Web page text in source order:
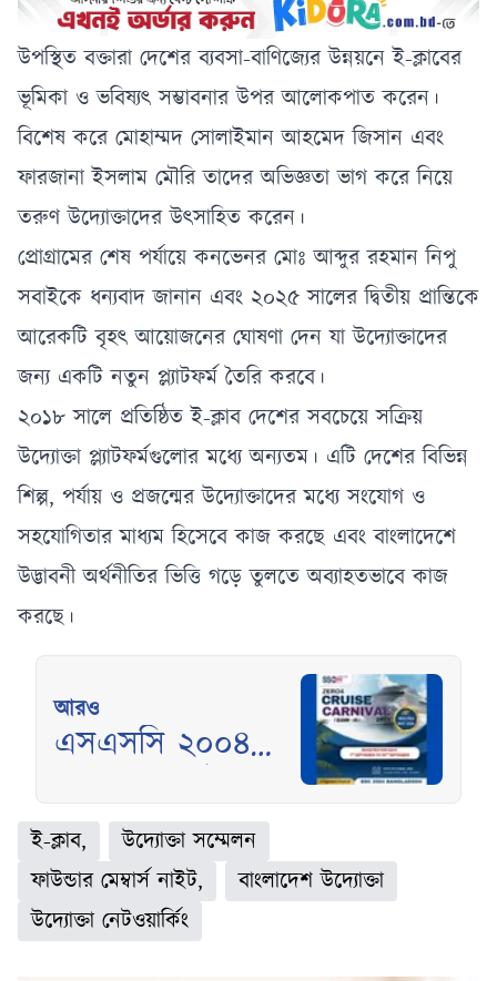
উপস্থিত বক্তারা দেশের ব্যবসা-বাণিজ্যের উন্নয়নে ই-ক্লাবের
ভূমিকা ও ভবিষ্যৎ সম্ভাবনার উপর আলোকপাত করেন।
বিশেষ করে মোহাম্মদ সোলাইমান আহমেদ জিসান এবং
ফারজানা ইসলাম মৌরি তাদের অভিজ্ঞতা ভাগ করে নিয়ে
তরুণ উদ্যোক্তাদের উৎসাহিত করেন।
প্রোগ্রামের শেষ পর্যায়ে কনভেনর মোঃ আব্দুর রহমান নিপু
সবাইকে ধন্যবাদ জানান এবং ২০২৫ সালের দ্বিতীয় প্রান্তিকে
আরেকটি বৃহৎ আয়োজনের ঘোষণা দেন যা উদ্যোক্তাদের
জন্য একটি নতুন প্ল্যাটফর্ম তৈরি করবে।
২০১৮ সালে প্রতিষ্ঠিত ই-ক্লাব দেশের সবচেয়ে সক্রিয়
উদ্যোক্তা প্ল্যাটফর্মগুলোর মধ্যে অন্যতম। এটি দেশের বিভিন্ন
শিল্প, পর্যায় ও প্রজন্মের উদ্যোক্তাদের মধ্যে সংযোগ ও
সহযোগিতার মাধ্যম হিসেবে কাজ করছে এবং বাংলাদেশে
উদ্ভাবনী অর্থনীতির ভিত্তি গড়ে তুলতে অব্যাহতভাবে কাজ
করছে।
আরও
এসএসসি ২০০৪
“জিরোফোর ক্রুজ
কার্নিভ্যাল ২০২৫”
অনুষ্ঠিত হতে যাচ্ছে
ই-ক্লাব,
উদ্যোক্তা সম্মেলন
ফাউন্ডার মেম্বার্স নাইট,
বাংলাদেশ উদ্যোক্তা
উদ্যোক্তা নেটওয়ার্কিং